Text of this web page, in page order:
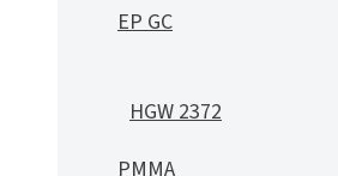
EP GC
HGW 2372
PMMA